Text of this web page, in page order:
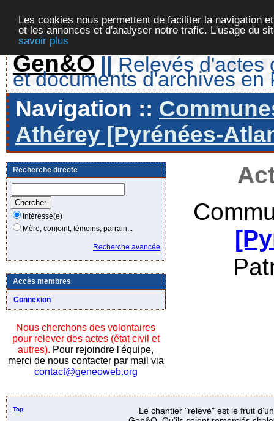
Les cookies nous permettent de faciliter la navigation
et les annonces et d'analyser notre trafic. L'usage du
savoir plus
Gen&O || Relevés d'actes
et documents d'archives en
Navigation ::
Athérey [Pyrénées-
Recherche directe
Intéressé(e)
Mère, conjoint, témoins, parrain...
Recherche avancée
Accès membres
Connexion
Nous cherchons des volontaires
pour relever des actes (état civil et
autres). Pour rejoindre l'équipe,
merci de nous contacter par mail via
contact@geneoweb.org
Top
Le chantier "relevé" est le fruit